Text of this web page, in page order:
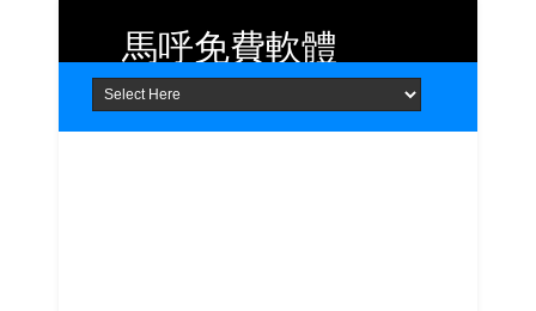
Home About Contact
馬呼免費軟體
提供 Android、iOS 好用的手機應用
程式及 Windows 免費軟體